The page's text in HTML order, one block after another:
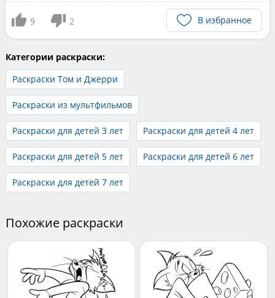
9 2 В избранное
Категории раскраски:
Раскраски Том и Джерри
Раскраски из мультфильмов
Раскраски для детей 3 лет Раскраски для детей 4 лет
Раскраски для детей 5 лет Раскраски для детей 6 лет
Раскраски для детей 7 лет
Похожие раскраски